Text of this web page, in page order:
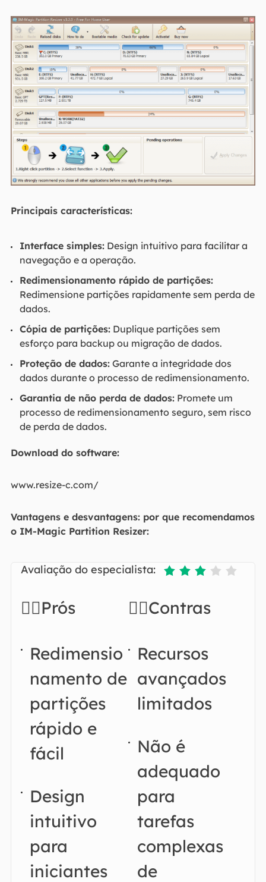
Principais características:
Interface simples:Design intuitivo para facilitar a
navegação e a operação.
Redimensionamento rápido de partições:
Redimensione partições rapidamente sem perda de
dados.
Cópia de partições:Duplique partições sem
esforço para backup ou migração de dados.
Proteção de dados:Garante a integridade dos
dados durante o processo de redimensionamento.
Garantia de não perda de dados:Promete um
processo de redimensionamento seguro, sem risco
de perda de dados.
Download do software:
www.resize-c.com/
Vantagens e desvantagens: por que recomendamos
o IM-Magic Partition Resizer:
Avaliação do especialista:     
👍🏻Prós
Redimensio
namento de
partições
rápido e
fácil
Design
intuitivo
para
iniciantes
👎🏻Contras
Recursos
avançados
limitados
Não é
adequado
para
tarefas
complexas
de